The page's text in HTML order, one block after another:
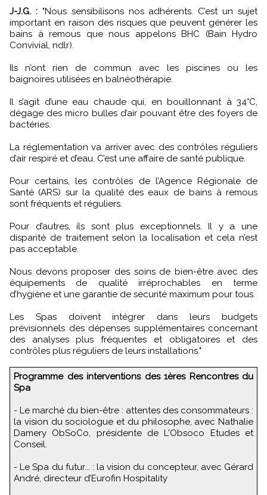
J-J.G. :"Nous sensibilisons nos adhérents. C’est un sujet
important en raison des risques que peuvent générer les
bains à remous que nous appelons BHC (Bain Hydro
Convivial, ndlr).
Ils n’ont rien de commun avec les piscines ou les
baignoires utilisées en balnéothérapie.
Il s’agit d’une eau chaude qui, en bouillonnant à 34°C,
dégage des micro bulles d’air pouvant être des foyers de
bactéries.
La réglementation va arriver avec des contrôles réguliers
d’air respiré et d’eau. C’est une affaire de santé publique.
Pour certains, les contrôles de l’Agence Régionale de
Santé (ARS) sur la qualité des eaux de bains à remous
sont fréquents et réguliers.
Pour d’autres, ils sont plus exceptionnels. Il y a une
disparité de traitement selon la localisation et cela n’est
pas acceptable.
Nous devons proposer des soins de bien-être avec des
équipements de qualité irréprochables en terme
d’hygiène et une garantie de sécurité maximum pour tous.
Les Spas doivent intégrer dans leurs budgets
prévisionnels des dépenses supplémentaires concernant
des analyses plus fréquentes et obligatoires et des
contrôles plus réguliers de leurs installations."
Programme des interventions des 1ères Rencontres du
Spa
- Le marché du bien-être : attentes des consommateurs :
la vision du sociologue et du philosophe, avec Nathalie
Damery ObSoCo, présidente de L'Obsoco Etudes et
Conseil.
- Le Spa du futur... : la vision du concepteur, avec Gérard
André, directeur d’Eurofin Hospitality